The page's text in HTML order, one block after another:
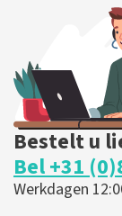
Bestelt u
Bel +31
Werkdagen